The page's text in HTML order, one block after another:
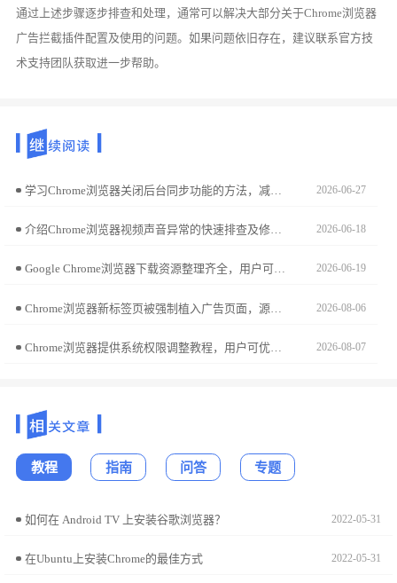
通过上述步骤逐步排查和处理，通常可以解决大部分关于Chrome浏览器
广告拦截插件配置及使用的问题。如果问题依旧存在，建议联系官方技
术支持团队获取进一步帮助。
学习Chrome浏览器关闭后台同步功能的方法，减少系统资源占用，提升浏览器运行速度和流畅度。 2026-06-27
介绍Chrome浏览器视频声音异常的快速排查及修复方法，帮助用户解决声音问题，恢复正常播放。 2026-06-18
Google Chrome浏览器下载资源整理齐全，用户可通过官方渠道安全获取浏览器，提高下载效率和安全性。 2026-06-19
Chrome浏览器新标签页被强制植入广告页面，源于底层配置被植入恶意脚本。本文拆解劫持诱因，并提供环境参数一键复原方案，帮您重获自主可控的标签页交互空间。 2026-08-06
Chrome浏览器提供系统权限调整教程，用户可优化浏览器权限和资源分配，实现多任务操作的高效和稳定性。 2026-08-07
教程 指南 问答 专题
如何在 Android TV 上安装谷歌浏览器？ 2022-05-31
在Ubuntu上安装Chrome的最佳方式 2022-05-31